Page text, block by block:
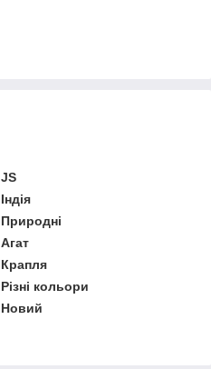
JS
Індія
Природні
Агат
Крапля
Різні кольори
Новий